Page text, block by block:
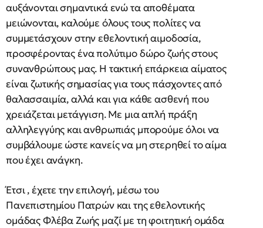
αυξάνονται σημαντικά ενώ τα αποθέματα
μειώνονται, καλούμε όλους τους πολίτες να
συμμετάσχουν στην εθελοντική αιμοδοσία,
προσφέροντας ένα πολύτιμο δώρο ζωής στους
συνανθρώπους μας. Η τακτική επάρκεια αίματος
είναι ζωτικής σημασίας για τους πάσχοντες από
θαλασσαιμία, αλλά και για κάθε ασθενή που
χρειάζεται μετάγγιση. Με μια απλή πράξη
αλληλεγγύης και ανθρωπιάς μπορούμε όλοι να
συμβάλουμε ώστε κανείς να μη στερηθεί το αίμα
που έχει ανάγκη.
Έτσι , έχετε την επιλογή, μέσω του
Πανεπιστημίου Πατρών και της εθελοντικής
ομάδας Φλέβα Ζωής μαζί με τη φοιτητική ομάδα